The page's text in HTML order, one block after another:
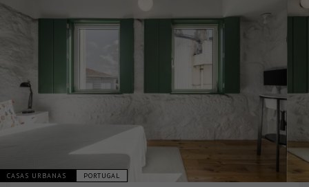
CASAS URBANAS PORTUGAL